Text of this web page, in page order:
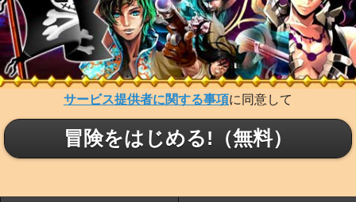
サービス提供者に関する事項に同意して
冒険をはじめる!（無料）